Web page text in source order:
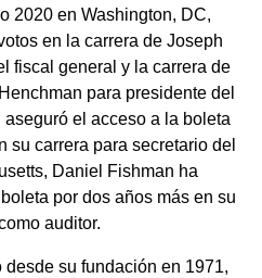
2020 en Washington, DC,
en la carrera de Joseph
fiscal general y la carrera de
para presidente del
el acceso a la boleta
su carrera para secretario del
Daniel Fishman ha
por dos años más en su
auditor.
su fundación en 1971,